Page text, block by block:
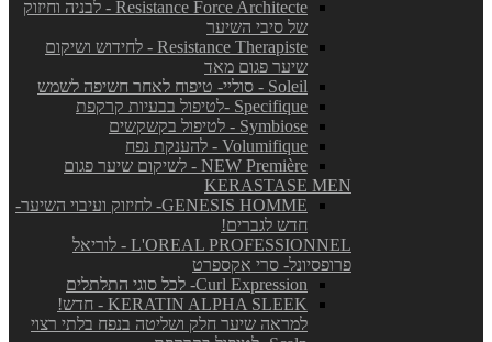
Resistance Force Architecte - לבניה וחיזוק
של סיבי השיער
Resistance Therapiste - לחידוש ושיקום
שיער פגום מאד
Soleil - סוליי- טיפוח לאחר חשיפה לשמש
Specifique -לטיפול בבעיות קרקפת
Symbiose - לטיפול בקשקשים
Volumifique - להענקת נפח
NEW Première - לשיקום שיער פגום
KERASTASE MEN
GENESIS HOMME- לחיזוק ועיבוי השיער-
חדש לגברים!
L'OREAL PROFESSIONNEL - לוריאל
פרופסיונל- סרי אקספרט
Curl Expression- לכל סוגי התלתלים
KERATIN ALPHA SLEEK - חדש!
למראה שיער חלק ושליטה בנפח בלתי רצוי